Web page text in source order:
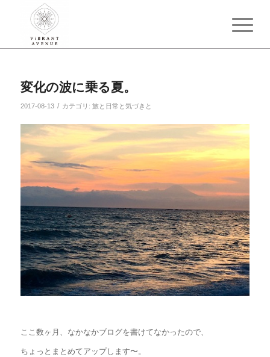
変化の波に乗る夏。
2017-08-13 / カテゴリ: 旅と日常と気づきと
ここ数ヶ月、なかなかブログを書けてなかったので、
ちょっとまとめてアップします〜。